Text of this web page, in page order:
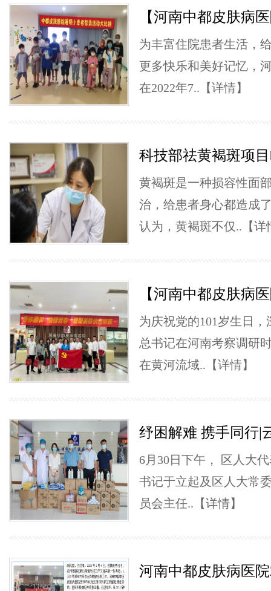
【河南中都皮肤病
为丰富住院患者生活，
更多快乐和美好记忆，
在2022年7.. 【详情】
科技部祛黄褐斑项
黄褐斑是一种损容性面
治，给患者身心都造成
认为，黄褐斑不仅.. 【
【河南中都皮肤病
为庆祝党的101岁生日
总书记在河南考察调研
在黄河流域.. 【详情】
纾困解难 携手同行|
6月30日下午， 区人大
书记于立起及区人大常
员会主任.. 【详情】
河南中都皮肤病医